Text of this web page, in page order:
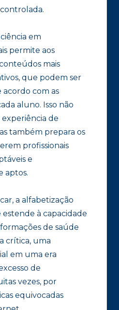
em
permite aos
mais
que podem ser
acordo com as
aluno. Isso não
de
também prepara os
profissionais
e
aptos.
a alfabetização
à capacidade
de saúde
crítica, uma
em uma era
de
vezes, por
equivocadas